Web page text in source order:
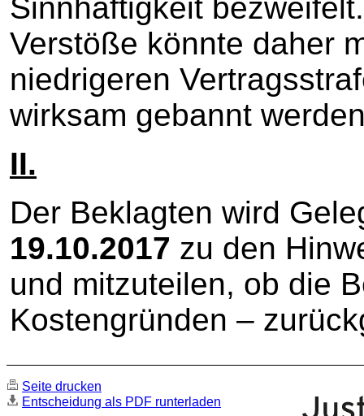
Sinnhaftigkeit
Verstöße könnte daher
niedrigeren
wirksam gebannt
II.
Der Beklagten wird
19.10.2017 zu den
und mitzuteilen, ob die
Kostengründen –
Seite drucken
Entscheidung als PDF runterladen